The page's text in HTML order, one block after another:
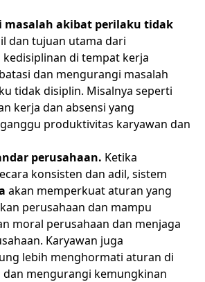
masalah akibat perilaku tidak
dan tujuan utama dari
di tempat kerja
dan mengurangi masalah
tidak disiplin. Misalnya seperti
kerja dan absensi yang
produktivitas karyawan dan
perusahaan. Ketika
konsisten dan adil, sistem
akan memperkuat aturan yang
perusahaan dan mampu
moral perusahaan dan menjaga
Karyawan juga
lebih menghormati aturan di
mengurangi kemungkinan